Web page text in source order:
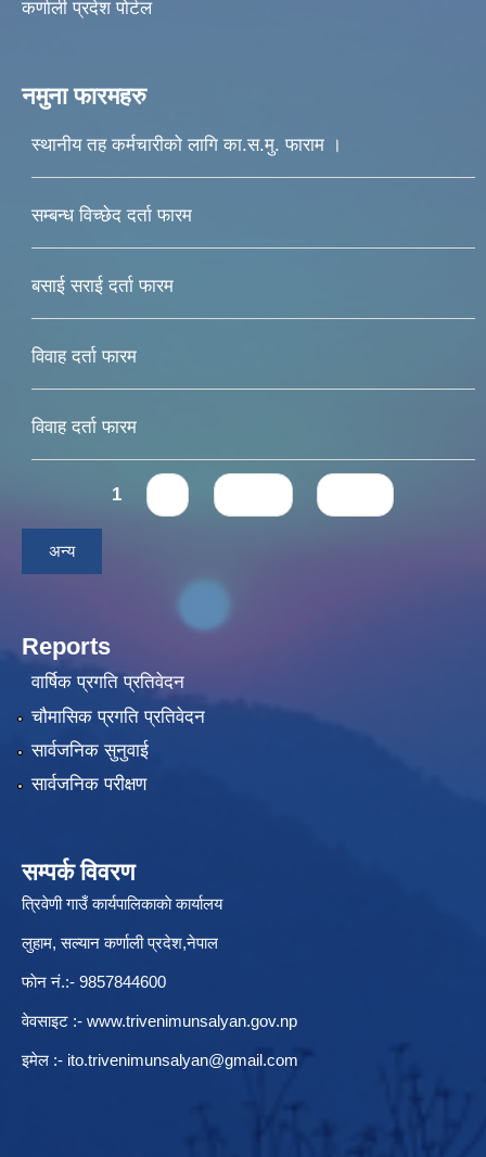
कर्णाली प्रदेश पोर्टल
नमुना फारमहरु
स्थानीय तह कर्मचारीको लागि का.स.मु. फाराम ।
सम्बन्ध विच्छेद दर्ता फारम
बसाई सराई दर्ता फारम
विवाह दर्ता फारम
विवाह दर्ता फारम
Pages1
अन्य
Reports
वार्षिक प्रगति प्रतिवेदन
चौमासिक प्रगति प्रतिवेदन
सार्वजनिक सुनुवाई
सार्वजनिक परीक्षण
सम्पर्क विवरण
त्रिवेणी गाउँ कार्यपालिकाकाे कार्यालय
लुहाम, सल्यान कर्णाली प्रदेश,नेपाल
फाेन नं.:- 9857844600
वेवसाइट :- www.trivenimunsalyan.gov.np
इमेल :- ito.trivenimunsalyan@gmail.com